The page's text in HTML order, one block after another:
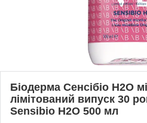
Біодерма Сенсібіо H2O
лімітований випуск 30
Sensibio H2O 500 мл